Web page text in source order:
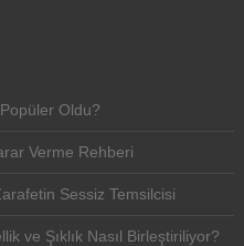
Oldu?
Verme Rehberi
Sessiz Temsilcisi
ve Şıklık Nasıl Birleştiriliyor?